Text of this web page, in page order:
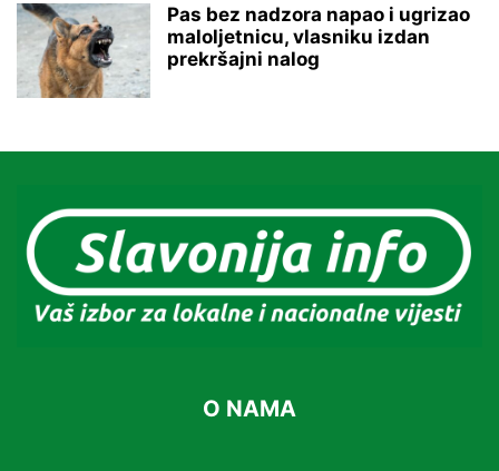
Pas bez nadzora napao i ugrizao
maloljetnicu, vlasniku izdan
prekršajni nalog
O NAMA